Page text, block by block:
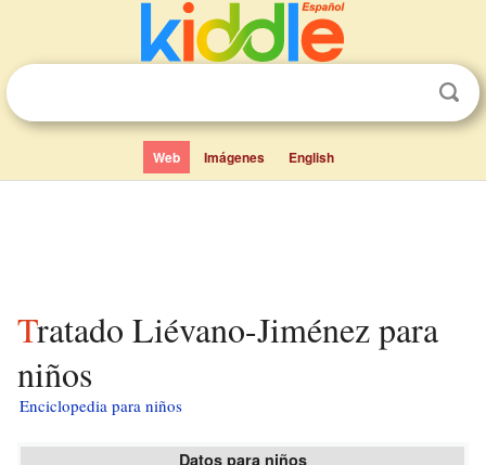
Web Imágenes English
Tratado Liévano-Jiménez para
niños
Enciclopedia para niños
Datos para niños